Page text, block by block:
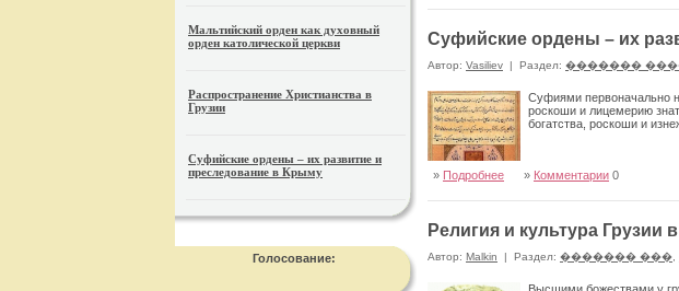
Мальтийский орден как духовный
орден католической церкви
Распространение Христианства в
Грузии
Суфийские ордены – их развитие и
преследование в Крыму
Голосование:
Суфийские ордены – их
Автор: Vasiliev | Раздел: �������
Суфиями первоначально
роскоши и лицемерию
богатства, роскоши и
» Подробнее » Комментарии 0
Религия и культура Грузии
Автор: Malkin | Раздел: ������� ���